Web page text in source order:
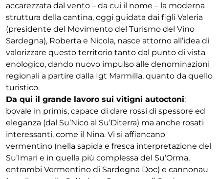
accarezzata dal vento – da cui il nome – la moderna
struttura della cantina, oggi guidata dai figli Valeria
(presidente del Movimento del Turismo del Vino
Sardegna), Roberta e Nicola, nasce attorno all’idea di
valorizzare questo territorio tanto dal punto di vista
enologico, dando nuovo impulso alle denominazioni
regionali a partire dalla Igt Marmilla, quanto da quello
turistico.
Da qui il grande lavoro sui vitigni autoctoni:
bovale in primis, capace di dare rossi di spessore ed
eleganza (dal Su’Nico al Su’Diterra) ma anche rosati
interessanti, come il Nina. Vi si affiancano
vermentino (nella sapida e fresca interpretazione del
Su’Imari e in quella più complessa del Su’Orma,
entrambi Vermentino di Sardegna Doc) e cannonau